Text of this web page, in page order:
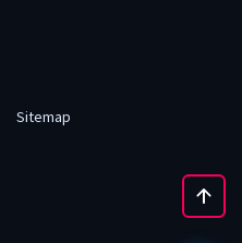
Sitemap